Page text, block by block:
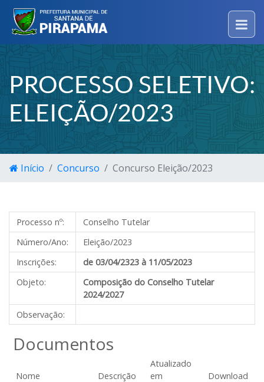
PROCESSO SELETIVO:
ELEIÇÃO/2023
Início Concurso Concurso Eleição/2023
Processo nº:
Conselho Tutelar
Número/Ano:
Eleição/2023
Inscrições:
de 03/04/2323 à 11/05/2023
Objeto:
Composição do Conselho Tutelar
2024/2027
Observação:
Documentos
Nome Descrição
Atualizado
em
Download